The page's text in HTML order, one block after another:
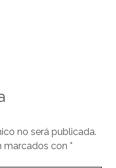
no será publicada.
marcados con *